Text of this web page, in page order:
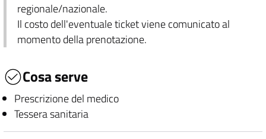
regionale/nazionale.
Il costo dell'eventuale ticket viene comunicato al
momento della prenotazione.
Cosa serve
Prescrizione del medico
Tessera sanitaria